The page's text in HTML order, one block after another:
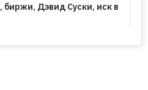
, биржи, Дэвид Суски, иск в